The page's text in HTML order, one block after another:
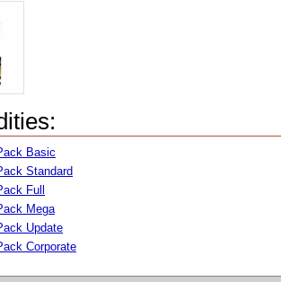
Basic
Standard
Full
Mega
Update
Corporate